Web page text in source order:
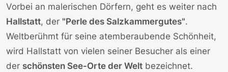
Vorbei an malerischen Dörfern, geht es weiter nach
Hallstatt, der "Perle des Salzkammergutes".
Weltberühmt für seine atemberaubende Schönheit,
wird Hallstatt von vielen seiner Besucher als einer
der schönsten See-Orte der Welt bezeichnet.